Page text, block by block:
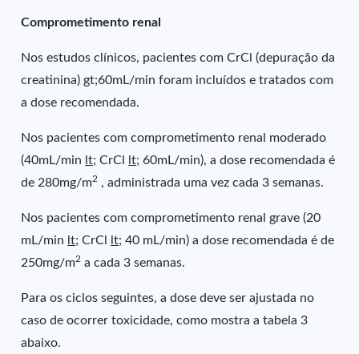
Comprometimento renal
Nos estudos clínicos, pacientes com CrCl (depuração da
creatinina) gt;60mL/min foram incluídos e tratados com
a dose recomendada.
Nos pacientes com comprometimento renal moderado
(40mL/min lt; CrCl lt; 60mL/min), a dose recomendada é
de 280mg/m2 , administrada uma vez cada 3 semanas.
Nos pacientes com comprometimento renal grave (20
mL/min lt; CrCl lt; 40 mL/min) a dose recomendada é de
250mg/m2 a cada 3 semanas.
Para os ciclos seguintes, a dose deve ser ajustada no
caso de ocorrer toxicidade, como mostra a tabela 3
abaixo.